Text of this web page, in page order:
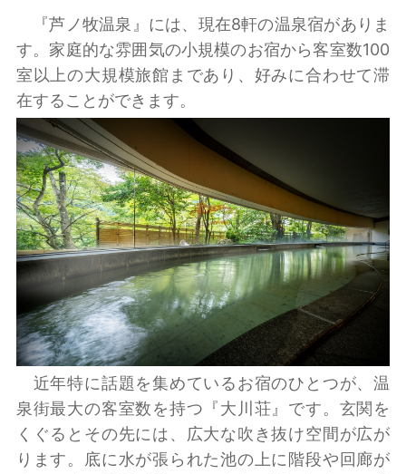
『芦ノ牧温泉』には、現在8軒の温泉宿がありま
す。家庭的な雰囲気の小規模のお宿から客室数100
室以上の大規模旅館まであり、好みに合わせて滞
在することができます。
近年特に話題を集めているお宿のひとつが、温
泉街最大の客室数を持つ『大川荘』です。玄関を
くぐるとその先には、広大な吹き抜け空間が広が
ります。底に水が張られた池の上に階段や回廊が